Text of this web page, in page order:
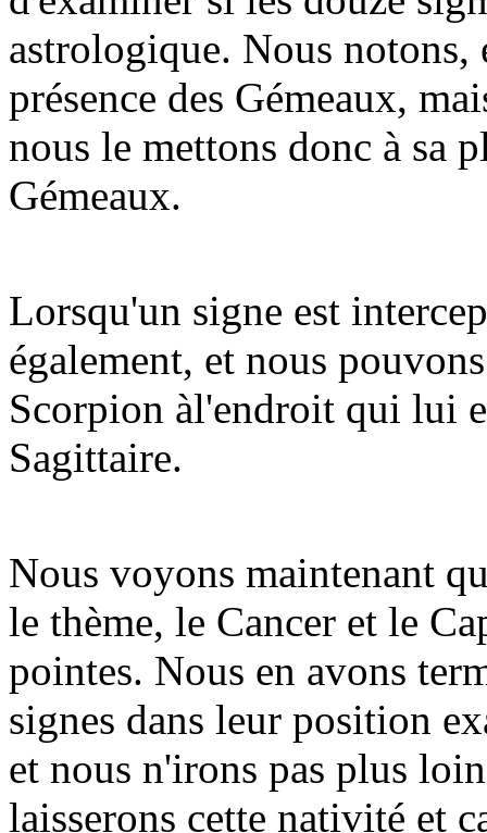
astrologique. Nous
présence des Gémeaux,
nous le mettons donc à sa
Gémeaux.
Lorsqu'un signe est
également, et nous
Scorpion àl'endroit qui lui
Sagittaire.
Nous voyons maintenant
le thème, le Cancer et le
pointes. Nous en avons
signes dans leur position
et nous n'irons pas plus
laisserons cette nativité et